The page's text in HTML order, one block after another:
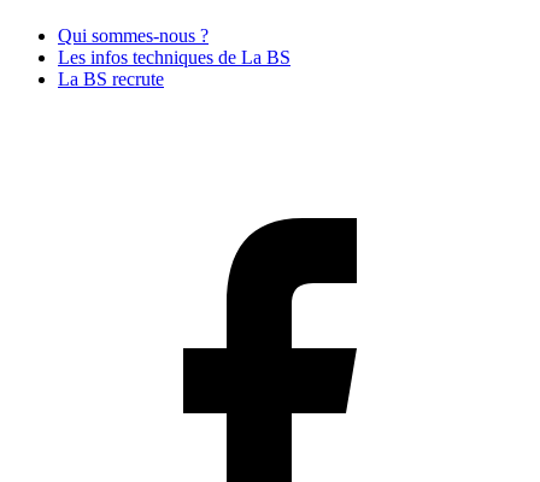
Qui sommes-nous ?
Les infos techniques de La BS
La BS recrute